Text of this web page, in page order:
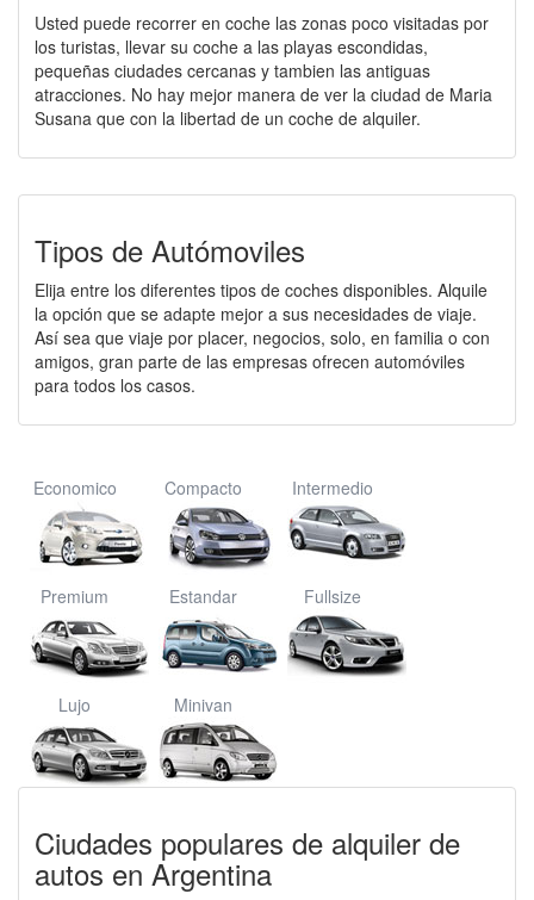
Usted puede recorrer en coche las zonas poco visitadas por
los turistas, llevar su coche a las playas escondidas,
pequeñas ciudades cercanas y tambien las antiguas
atracciones. No hay mejor manera de ver la ciudad de Maria
Susana que con la libertad de un coche de alquiler.
Tipos de Autómoviles
Elija entre los diferentes tipos de coches disponibles. Alquile
la opción que se adapte mejor a sus necesidades de viaje.
Así sea que viaje por placer, negocios, solo, en familia o con
amigos, gran parte de las empresas ofrecen automóviles
para todos los casos.
Economico Compacto Intermedio
Premium Estandar Fullsize
Lujo Minivan
Ciudades populares de alquiler de
autos en Argentina